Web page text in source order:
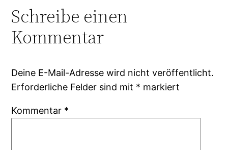
Schreibe einen
Kommentar
Deine E-Mail-Adresse wird nicht veröffentlicht.
Erforderliche Felder sind mit * markiert
Kommentar *